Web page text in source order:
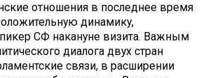
отношения в последнее время
динамику,
СФ накануне визита. Важным
диалога двух стран
связи, в расширении